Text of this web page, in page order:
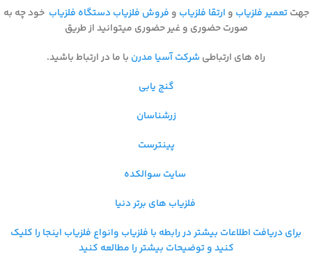
جهتتعمیر فلزیاب و ارتقا فلزیاب و فروش فلزیاب دستگاه فلزیاب خود چه به
صورت حضوری و غیر حضوری میتوانید از طریق
راه های ارتباطی شرکت آسیا مدرن با ما در ارتباط باشید.
گنج یابی
زرشناسان
پینترست
سایت سوالکده
فلزیاب های برتر دنیا
برای دریافت اطلاعات بیشتر در رابطه با فلزیاب وانواع فلزیاب اینجا را کلیک
کنید و توضیحات بیشتر را مطالعه کنید